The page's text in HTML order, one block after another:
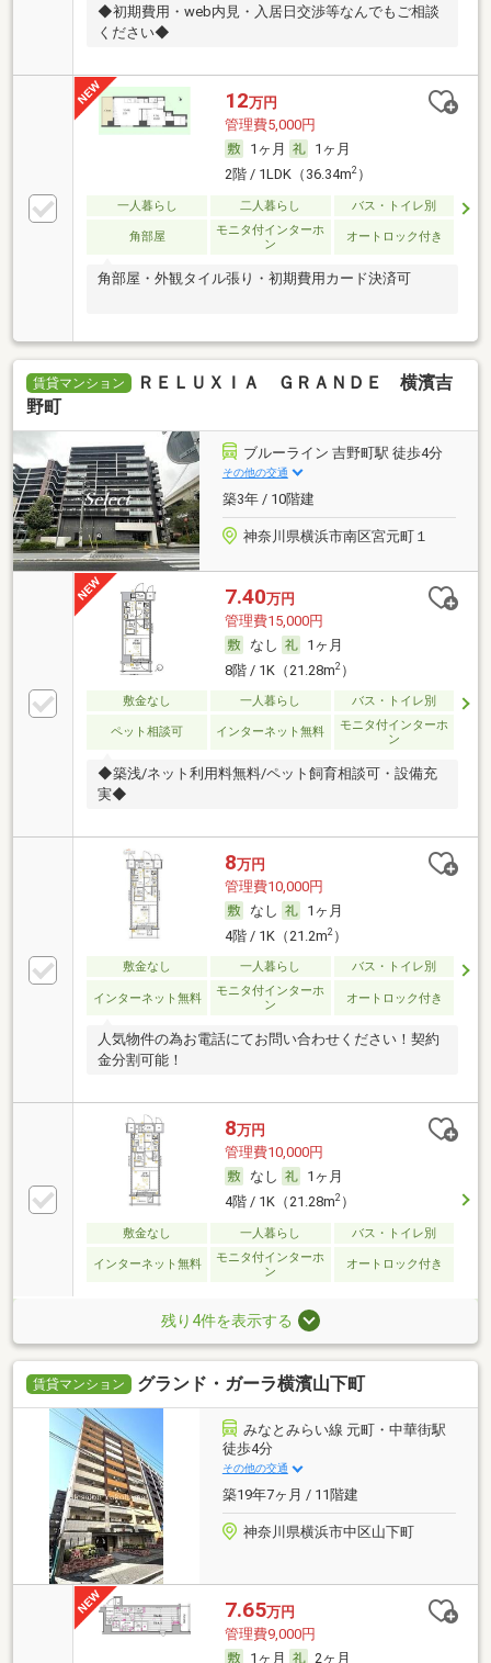
◆初期費用・web内見・入居日交渉等なんでもご相談
ください◆
12万円
管理費5,000円
1ヶ月
1ヶ月
2階 / 1LDK（36.34m2）
一人暮らし 二人暮らし バス・トイレ別
角部屋
モニタ付インターホ
ン
オートロック付き
角部屋・外観タイル張り・初期費用カード決済可
賃貸マンション
ＲＥＬＵＸＩＡ ＧＲＡＮＤＥ 横濱吉
野町
ブルーライン 吉野町駅 徒歩4分
その他の交通
築3年 / 10階建
神奈川県横浜市南区宮元町１
7.40万円
管理費15,000円
なし
1ヶ月
8階 / 1K（21.28m2）
敷金なし 一人暮らし バス・トイレ別
ペット相談可 インターネット無料
モニタ付インターホ
ン
◆築浅/ネット利用料無料/ペット飼育相談可・設備充
実◆
8万円
管理費10,000円
なし
1ヶ月
4階 / 1K（21.2m2）
敷金なし 一人暮らし バス・トイレ別
インターネット無料
モニタ付インターホ
ン
オートロック付き
人気物件の為お電話にてお問い合わせください！契約
金分割可能！
8万円
管理費10,000円
なし
1ヶ月
4階 / 1K（21.28m2）
敷金なし 一人暮らし バス・トイレ別
インターネット無料
モニタ付インターホ
ン
オートロック付き
残り4件を表示する
賃貸マンション グランド・ガーラ横濱山下町
みなとみらい線 元町・中華街駅
徒歩4分
その他の交通
築19年7ヶ月 / 11階建
神奈川県横浜市中区山下町
7.65万円
管理費9,000円
1ヶ月
2ヶ月